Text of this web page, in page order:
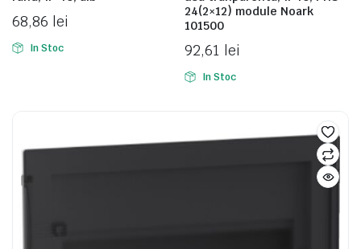
68,86 lei
In Stoc
24(2×12) module Noark
101500
92,61 lei
In Stoc